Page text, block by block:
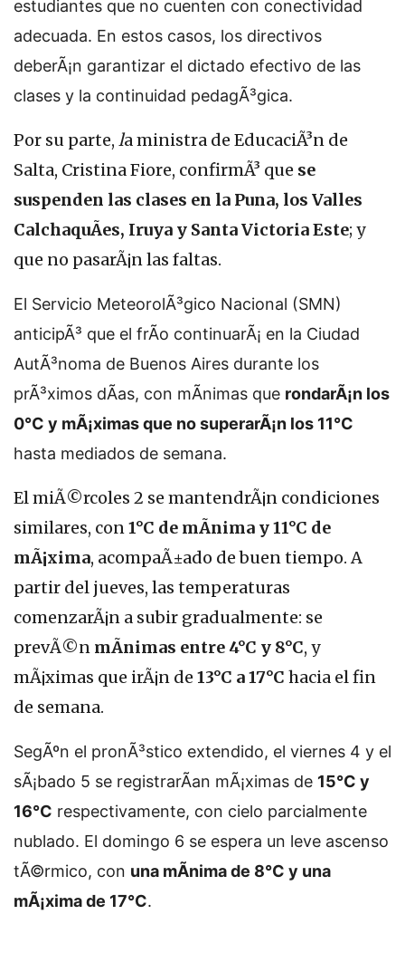
estudiantes que no cuenten con conectividad
adecuada. En estos casos, los directivos
deberÃ¡n garantizar el dictado efectivo de las
clases y la continuidad pedagÃ³gica.
Por su parte, la ministra de EducaciÃ³n de
Salta, Cristina Fiore, confirmÃ³ que se
suspenden las clases en la Puna, los Valles
CalchaquÃ­es, Iruya y Santa Victoria Este; y
que no pasarÃ¡n las faltas.
El Servicio MeteorolÃ³gico Nacional (SMN)
anticipÃ³ que el frÃ­o continuarÃ¡ en la Ciudad
AutÃ³noma de Buenos Aires durante los
prÃ³ximos dÃ­as, con mÃ­nimas que rondarÃ¡n los
0°C y mÃ¡ximas que no superarÃ¡n los 11°C
hasta mediados de semana.
El miÃ©rcoles 2 se mantendrÃ¡n condiciones
similares, con1°C de mÃ­nima y 11°C de
mÃ¡xima, acompaÃ±ado de buen tiempo. A
partir del jueves, las temperaturas
comenzarÃ¡n a subir gradualmente: se
prevÃ©n mÃ­nimas entre 4°C y 8°C, y
mÃ¡ximas que irÃ¡n de 13°C a 17°C hacia el fin
de semana.
SegÃºn el pronÃ³stico extendido, el viernes 4 y el
sÃ¡bado 5 se registrarÃ­an mÃ¡ximas de 15°C y
16°C respectivamente, con cielo parcialmente
nublado. El domingo 6 se espera un leve ascenso
tÃ©rmico, con una mÃ­nima de 8°C y una
mÃ¡xima de 17°C.